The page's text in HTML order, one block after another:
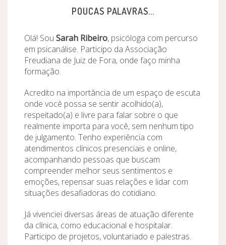
POUCAS PALAVRAS...
Olá! Sou Sarah Ribeiro, psicóloga com percurso
em psicanálise. Participo da Associação
Freudiana de Juiz de Fora, onde faço minha
formação.
Acredito na importância de um espaço de escuta
onde você possa se sentir acolhido(a),
respeitado(a) e livre para falar sobre o que
realmente importa para você, sem nenhum tipo
de julgamento. Tenho experiência com
atendimentos clínicos presenciais e online,
acompanhando pessoas que buscam
compreender melhor seus sentimentos e
emoções, repensar suas relações e lidar com
situações desafiadoras do cotidiano.
Já vivenciei diversas áreas de atuação diferente
da clínica, como educacional e hospitalar.
Participo de projetos, voluntariado e palestras.